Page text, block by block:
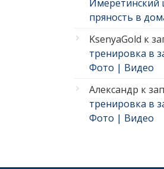
Имеретинский
пряность в
KsenyaGold к
тренировка в
Фото | Видео
Александр к
тренировка в
Фото | Видео